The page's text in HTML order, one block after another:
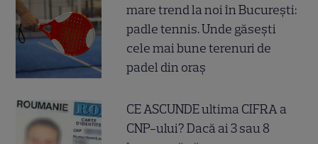
mare trend la noi în București:
padle tennis. Unde găsești
cele mai bune terenuri de
padel din oraș
CE ASCUNDE ultima CIFRA a
CNP-ului? Dacă ai 3 sau 8